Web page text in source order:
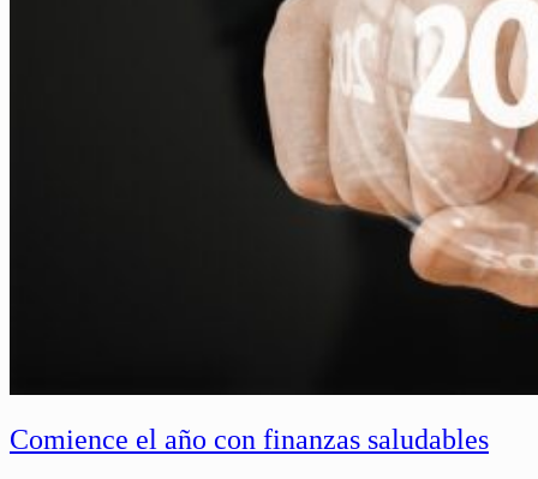
Comience el año con finanzas saludables